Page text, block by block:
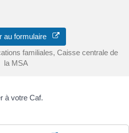
au formulaire
familiales, Caisse centrale de
la MSA
à votre Caf.